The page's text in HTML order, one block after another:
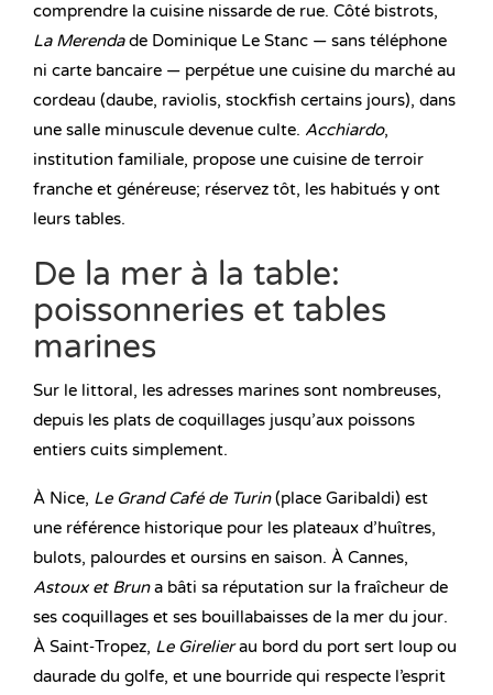
comprendre la cuisine nissarde de rue. Côté bistrots,
La Merendade Dominique Le Stanc — sans téléphone
ni carte bancaire — perpétue une cuisine du marché au
cordeau (daube, raviolis, stockfish certains jours), dans
une salle minuscule devenue culte. Acchiardo,
institution familiale, propose une cuisine de terroir
franche et généreuse; réservez tôt, les habitués y ont
leurs tables.
De la mer à la table:
poissonneries et tables
marines
Sur le littoral, les adresses marines sont nombreuses,
depuis les plats de coquillages jusqu’aux poissons
entiers cuits simplement.
À Nice, Le Grand Café de Turin(place Garibaldi) est
une référence historique pour les plateaux d’huîtres,
bulots, palourdes et oursins en saison. À Cannes,
Astoux et Bruna bâti sa réputation sur la fraîcheur de
ses coquillages et ses bouillabaisses de la mer du jour.
À Saint‑Tropez, Le Girelierau bord du port sert loup ou
daurade du golfe, et une bourride qui respecte l’esprit